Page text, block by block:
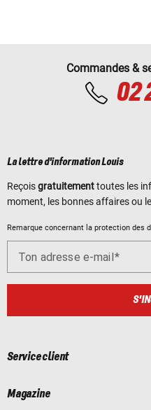
Commandes &
02
La lettre d'information Louis
Reçoisgratuitementtoutes les
moment, les bonnes affaires ou
Remarque concernant la protection des
Ton adresse e-mail
Service client
Magazine